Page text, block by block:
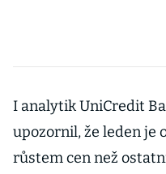
I analytik UniCredit
upozornil, že leden je
růstem cen než